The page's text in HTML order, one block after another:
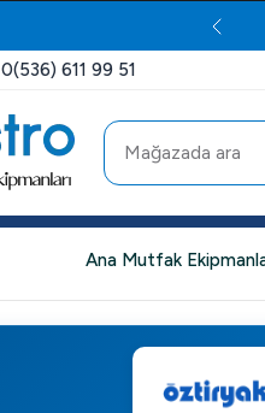
0(536) 611 99 51
Ana Mutfak